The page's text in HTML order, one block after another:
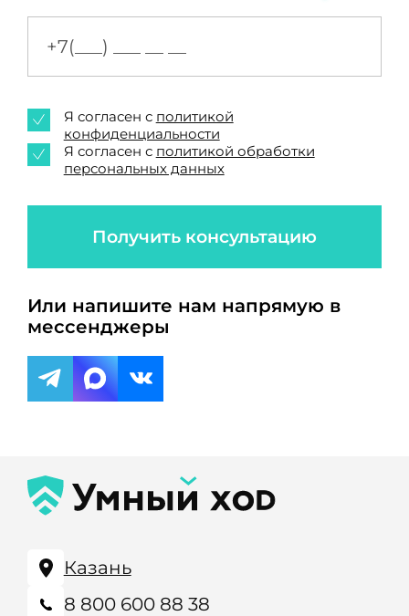
Я согласен с политикой
конфиденциальности
Я согласен с политикой обработки
персональных данных
Получить консультацию
Или напишите нам напрямую в
мессенджеры
Казань
8 800 600 88 38